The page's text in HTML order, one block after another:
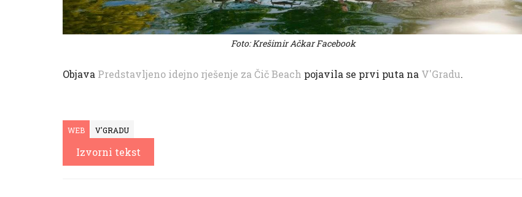
Foto: Krešimir Ačkar Facebook
Objava Predstavljeno idejno rješenje za Čič Beach pojavila se prvi puta na V'Gradu.
WEB V'GRADU
Izvorni tekst